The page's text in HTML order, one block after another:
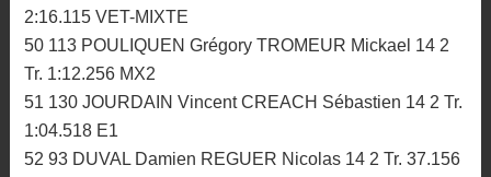
2:16.115 VET-MIXTE
50 113 POULIQUEN Grégory TROMEUR Mickael 14 2
Tr. 1:12.256 MX2
51 130 JOURDAIN Vincent CREACH Sébastien 14 2 Tr.
1:04.518 E1
52 93 DUVAL Damien REGUER Nicolas 14 2 Tr. 37.156